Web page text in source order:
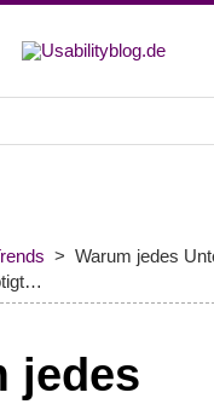
den Themen Usability und
Warum jedes
jedes